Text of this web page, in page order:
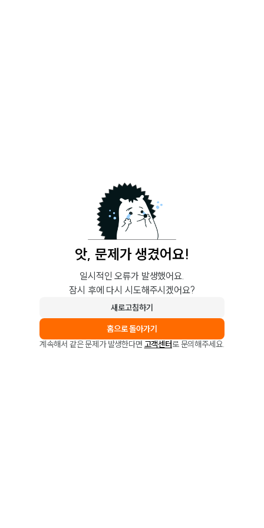
앗, 문제가 생겼어요!
일시적인 오류가 발생했어요.
잠시 후에 다시 시도해주시겠어요?
새로고침하기
홈으로 돌아가기
계속해서 같은 문제가 발생한다면 고객센터로 문의해주세요.